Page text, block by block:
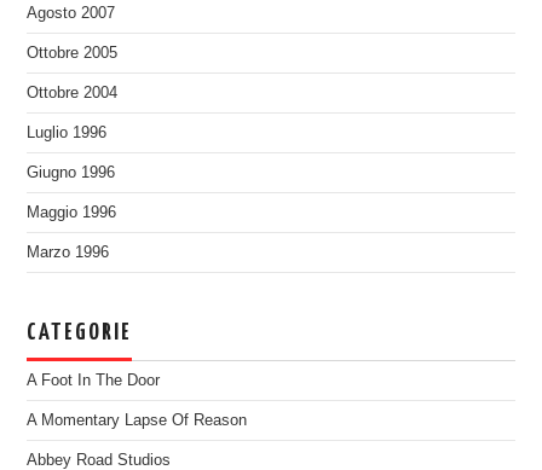
Agosto 2007
Ottobre 2005
Ottobre 2004
Luglio 1996
Giugno 1996
Maggio 1996
Marzo 1996
CATEGORIE
A Foot In The Door
A Momentary Lapse Of Reason
Abbey Road Studios